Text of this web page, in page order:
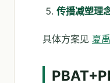
传播减塑理
具体方案见 夏